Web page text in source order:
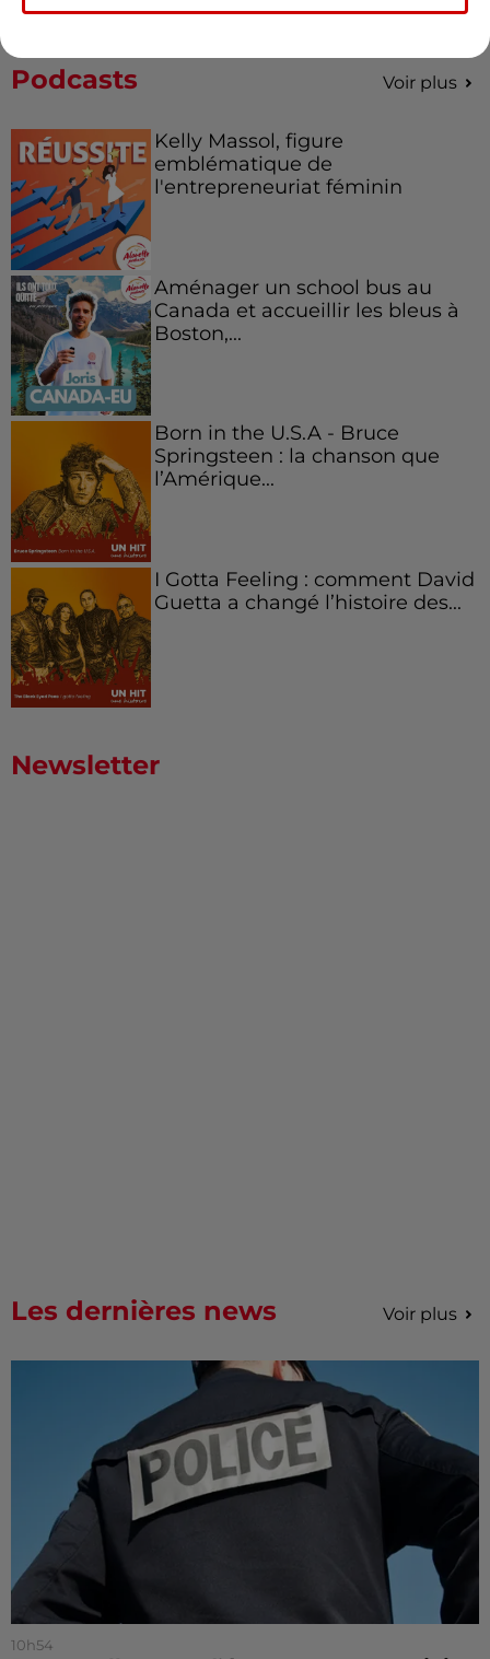
Podcasts Voir plus
Kelly Massol, figure
emblématique de
l'entrepreneuriat féminin
Aménager un school bus au
Canada et accueillir les bleus à
Boston,...
Born in the U.S.A - Bruce
Springsteen : la chanson que
l’Amérique...
I Gotta Feeling : comment David
Guetta a changé l’histoire des...
Newsletter
Les dernières news Voir plus
10h54